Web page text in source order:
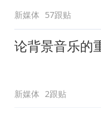
新媒体 57跟贴
论背景音乐的
新媒体 2跟贴